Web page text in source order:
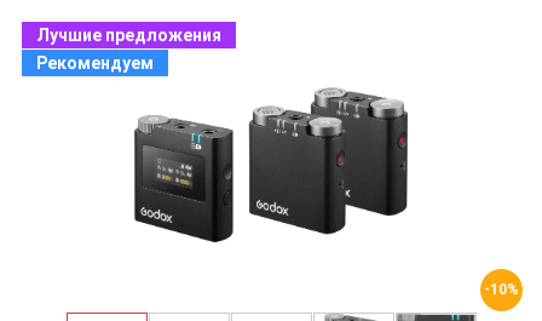
Лучшие предложения
Рекомендуем
-10%